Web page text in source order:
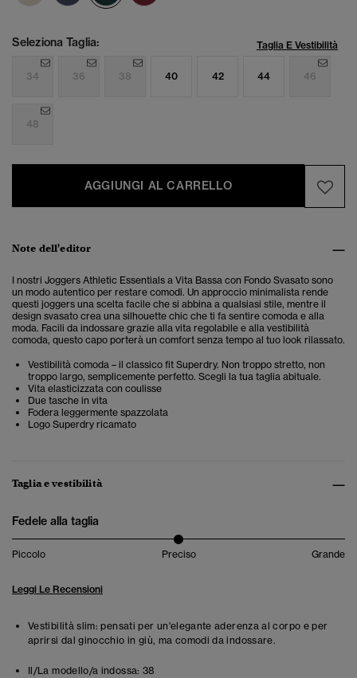
Seleziona Taglia: Taglia E Vestibilità
34 36 38 40 42 44 46
48
AGGIUNGI AL CARRELLO
Note dell'editor
I nostri Joggers Athletic Essentials a Vita Bassa con Fondo Svasato sono
un modo autentico per restare comodi. Un approccio minimalista rende
questi joggers una scelta facile che si abbina a qualsiasi stile, mentre il
design svasato crea una silhouette chic che ti fa sentire comoda e alla
moda. Facili da indossare grazie alla vita regolabile e alla vestibilità
comoda, questo capo porterà un comfort senza tempo al tuo look rilassato.
Vestibilità comoda – il classico fit Superdry. Non troppo stretto, non
troppo largo, semplicemente perfetto. Scegli la tua taglia abituale.
Vita elasticizzata con coulisse
Due tasche in vita
Fodera leggermente spazzolata
Logo Superdry ricamato
Taglia e vestibilità
Fedele alla taglia
Piccolo Preciso Grande
Leggi Le Recensioni
Vestibilità slim: pensati per un'elegante aderenza al corpo e per
aprirsi dal ginocchio in giù, ma comodi da indossare.
Il/La modello/a indossa: 38